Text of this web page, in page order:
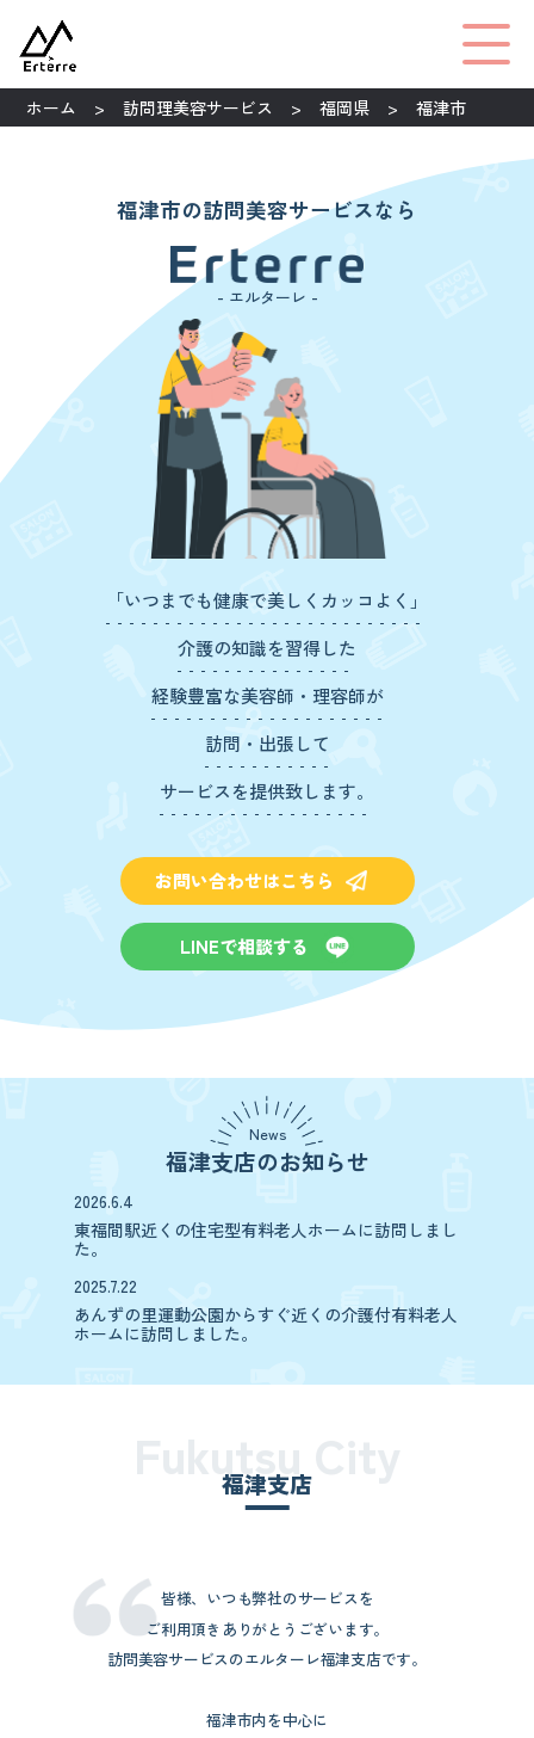
ホーム 訪問理美容サービス 福岡県 福津市
福津市の訪問美容サービスなら
- エルターレ -
「いつまでも健康で美しくカッコよく」
介護の知識を習得した
経験豊富な美容師・理容師が
訪問・出張して
サービスを提供致します。
お問い合わせはこちら
LINEで相談する
News
福津支店のお知らせ
2026.6.4
東福間駅近くの住宅型有料老人ホームに訪問しまし
た。
2025.7.22
あんずの里運動公園からすぐ近くの介護付有料老人
ホームに訪問しました。
福津支店
皆様、いつも弊社のサービスを
ご利用頂きありがとうございます。
訪問美容サービスのエルターレ福津支店です。
福津市内を中心に